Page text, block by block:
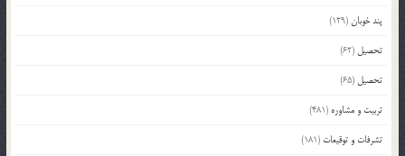
پند خوبان(129)
تحصیل (62)
تحصیل (65)
تربیت و مشاوره (481)
تشرفات و توقیعات (181)